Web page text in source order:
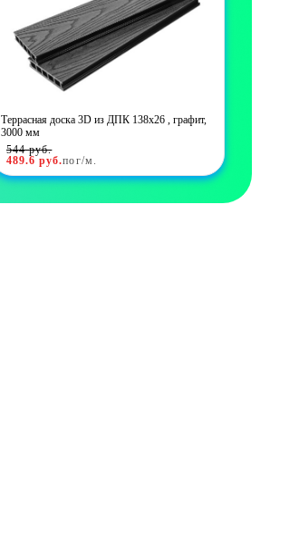
Террасная доска 3D из ДПК 138х26 , графит,
3000 мм
544руб.
489.6руб.пог/м.